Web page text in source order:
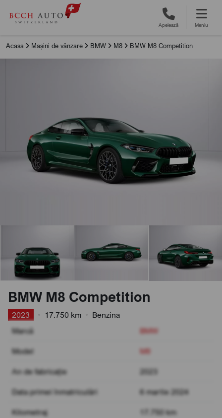
Apelează Meniu
Acasa Mașini de vânzare BMW M8 BMW M8 Competition
BMW M8 Competition
2023 17.750 km
Benzina
Marcă
BMW
Model M8
An de fabricație 2023
Data primei înmatriculări 6 martie 2024
Kilometraj 17.750 km